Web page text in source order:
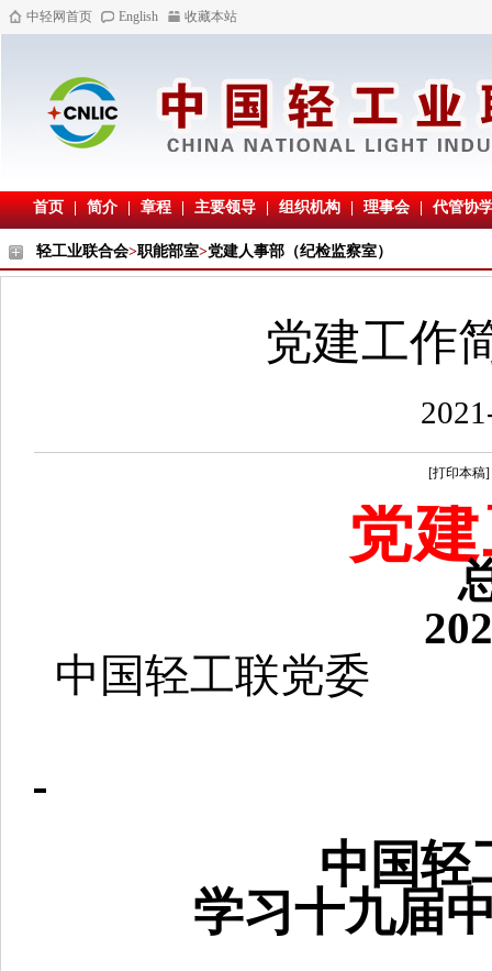
中轻网首页 English 收藏本站
首页 | 简介 | 章程 | 主要领导 | 组织机构 | 理事会 | 代管协
轻工业联合会>职能部室>党建人事部（纪检监察室）
党建工作
[打印本稿]
党
中国轻工联党委
中国轻
学习十九届